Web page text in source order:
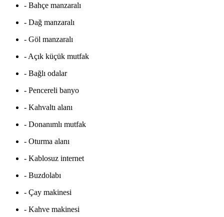
- Bahçe manzaralı
- Dağ manzaralı
- Göl manzaralı
- Açık küçük mutfak
- Bağlı odalar
- Pencereli banyo
- Kahvaltı alanı
- Donanımlı mutfak
- Oturma alanı
- Kablosuz internet
- Buzdolabı
- Çay makinesi
- Kahve makinesi